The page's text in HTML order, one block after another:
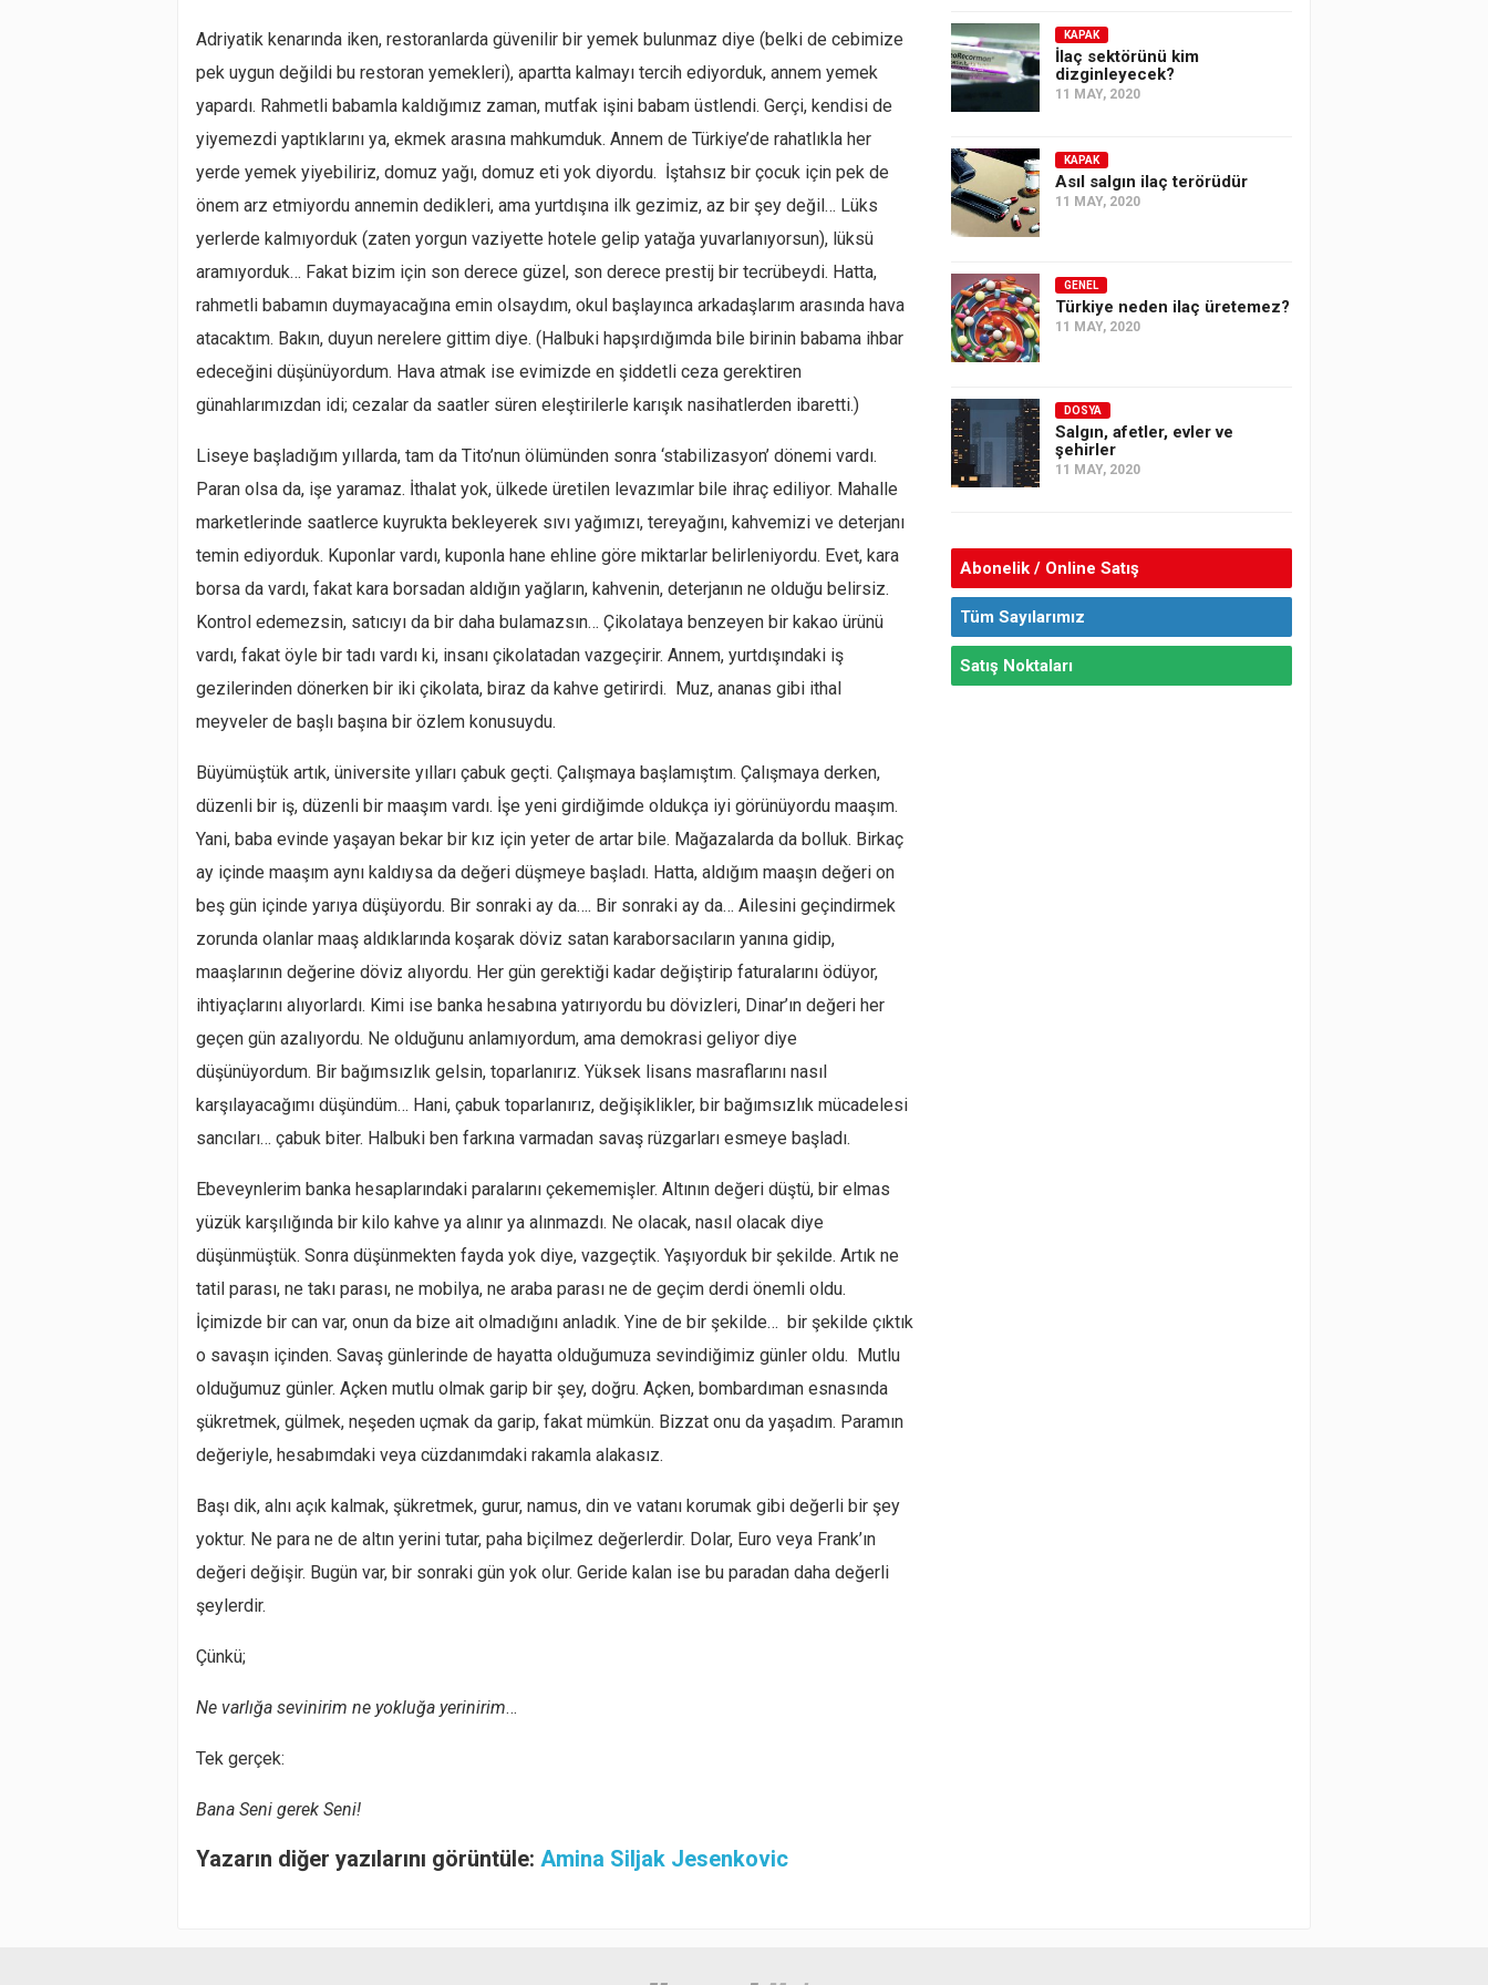
Adriyatik kenarında iken, restoranlarda güvenilir bir yemek bulunmaz diye (belki de cebimize
pek uygun değildi bu restoran yemekleri), apartta kalmayı tercih ediyorduk, annem yemek
yapardı. Rahmetli babamla kaldığımız zaman, mutfak işini babam üstlendi. Gerçi, kendisi de
yiyemezdi yaptıklarını ya, ekmek arasına mahkumduk. Annem de Türkiye’de rahatlıkla her
yerde yemek yiyebiliriz, domuz yağı, domuz eti yok diyordu. İştahsız bir çocuk için pek de
önem arz etmiyordu annemin dedikleri, ama yurtdışına ilk gezimiz, az bir şey değil… Lüks
yerlerde kalmıyorduk (zaten yorgun vaziyette hotele gelip yatağa yuvarlanıyorsun), lüksü
aramıyorduk… Fakat bizim için son derece güzel, son derece prestij bir tecrübeydi. Hatta,
rahmetli babamın duymayacağına emin olsaydım, okul başlayınca arkadaşlarım arasında hava
atacaktım. Bakın, duyun nerelere gittim diye. (Halbuki hapşırdığımda bile birinin babama ihbar
edeceğini düşünüyordum. Hava atmak ise evimizde en şiddetli ceza gerektiren
günahlarımızdan idi; cezalar da saatler süren eleştirilerle karışık nasihatlerden ibaretti.)
Liseye başladığım yıllarda, tam da Tito’nun ölümünden sonra ‘stabilizasyon’ dönemi vardı.
Paran olsa da, işe yaramaz. İthalat yok, ülkede üretilen levazımlar bile ihraç ediliyor. Mahalle
marketlerinde saatlerce kuyrukta bekleyerek sıvı yağımızı, tereyağını, kahvemizi ve deterjanı
temin ediyorduk. Kuponlar vardı, kuponla hane ehline göre miktarlar belirleniyordu. Evet, kara
borsa da vardı, fakat kara borsadan aldığın yağların, kahvenin, deterjanın ne olduğu belirsiz.
Kontrol edemezsin, satıcıyı da bir daha bulamazsın… Çikolataya benzeyen bir kakao ürünü
vardı, fakat öyle bir tadı vardı ki, insanı çikolatadan vazgeçirir. Annem, yurtdışındaki iş
gezilerinden dönerken bir iki çikolata, biraz da kahve getirirdi. Muz, ananas gibi ithal
meyveler de başlı başına bir özlem konusuydu.
Büyümüştük artık, üniversite yılları çabuk geçti. Çalışmaya başlamıştım. Çalışmaya derken,
düzenli bir iş, düzenli bir maaşım vardı. İşe yeni girdiğimde oldukça iyi görünüyordu maaşım.
Yani, baba evinde yaşayan bekar bir kız için yeter de artar bile. Mağazalarda da bolluk. Birkaç
ay içinde maaşım aynı kaldıysa da değeri düşmeye başladı. Hatta, aldığım maaşın değeri on
beş gün içinde yarıya düşüyordu. Bir sonraki ay da…. Bir sonraki ay da… Ailesini geçindirmek
zorunda olanlar maaş aldıklarında koşarak döviz satan karaborsacıların yanına gidip,
maaşlarının değerine döviz alıyordu. Her gün gerektiği kadar değiştirip faturalarını ödüyor,
ihtiyaçlarını alıyorlardı. Kimi ise banka hesabına yatırıyordu bu dövizleri, Dinar’ın değeri her
geçen gün azalıyordu. Ne olduğunu anlamıyordum, ama demokrasi geliyor diye
düşünüyordum. Bir bağımsızlık gelsin, toparlanırız. Yüksek lisans masraflarını nasıl
karşılayacağımı düşündüm… Hani, çabuk toparlanırız, değişiklikler, bir bağımsızlık mücadelesi
sancıları… çabuk biter. Halbuki ben farkına varmadan savaş rüzgarları esmeye başladı.
Ebeveynlerim banka hesaplarındaki paralarını çekememişler. Altının değeri düştü, bir elmas
yüzük karşılığında bir kilo kahve ya alınır ya alınmazdı. Ne olacak, nasıl olacak diye
düşünmüştük. Sonra düşünmekten fayda yok diye, vazgeçtik. Yaşıyorduk bir şekilde. Artık ne
tatil parası, ne takı parası, ne mobilya, ne araba parası ne de geçim derdi önemli oldu.
İçimizde bir can var, onun da bize ait olmadığını anladık. Yine de bir şekilde… bir şekilde çıktık
o savaşın içinden. Savaş günlerinde de hayatta olduğumuza sevindiğimiz günler oldu. Mutlu
olduğumuz günler. Açken mutlu olmak garip bir şey, doğru. Açken, bombardıman esnasında
şükretmek, gülmek, neşeden uçmak da garip, fakat mümkün. Bizzat onu da yaşadım. Paramın
değeriyle, hesabımdaki veya cüzdanımdaki rakamla alakasız.
Başı dik, alnı açık kalmak, şükretmek, gurur, namus, din ve vatanı korumak gibi değerli bir şey
yoktur. Ne para ne de altın yerini tutar, paha biçilmez değerlerdir. Dolar, Euro veya Frank’ın
değeri değişir. Bugün var, bir sonraki gün yok olur. Geride kalan ise bu paradan daha değerli
şeylerdir.
Çünkü;
Ne varlığa sevinirim ne yokluğa yerinirim…
Tek gerçek:
Bana Seni gerek Seni!
Yazarın diğer yazılarını görüntüle: Amina Siljak Jesenkovic
KAPAK
İlaç sektörünü kim
dizginleyecek?
11 MAY, 2020
KAPAK
Asıl salgın ilaç terörüdür
11 MAY, 2020
GENEL
Türkiye neden ilaç üretemez?
11 MAY, 2020
DOSYA
Salgın, afetler, evler ve
şehirler
11 MAY, 2020
Abonelik / Online Satış
Tüm Sayılarımız
Satış Noktaları